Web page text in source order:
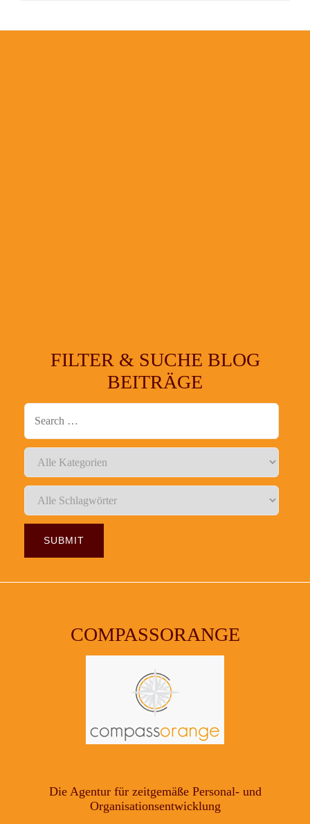
FILTER & SUCHE BLOG
BEITRÄGE
COMPASSORANGE
Die Agentur für zeitgemäße Personal- und
Organisationsentwicklung